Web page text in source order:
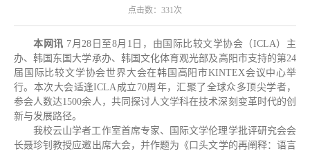
点击数： 331次
本网讯 7月28日至8月1日，由国际比较文学协会（ICLA）主
办、韩国东国大学承办、韩国文化体育观光部及高阳市支持的第24
届国际比较文学协会世界大会在韩国高阳市KINTEX会议中心举
行。本次大会适逢ICLA成立70周年，汇聚了全球众多顶尖学者，
参会人数达1500余人，共同探讨人文学科在技术深刻变革时代的创
新与发展路径。
我校云山学者工作室首席专家、国际文学伦理学批评研究会会
长聂珍钊教授应邀出席大会，并作题为《口头文学的再阐释：语言